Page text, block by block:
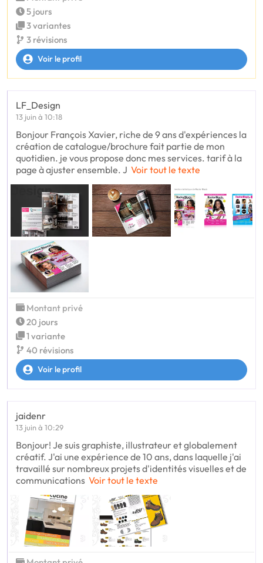
5 jours
3 variantes
3 révisions
Voir le profil
LF_Design
13 juin à 10:18
Bonjour François Xavier, riche de 9 ans d'expériences la
création de catalogue/brochure fait partie de mon
quotidien. je vous propose donc mes services. tarif à la
page à ajuster ensemble. J Voir tout le texte
Montant privé
20 jours
1 variante
40 révisions
Voir le profil
jaidenr
13 juin à 10:29
Bonjour! Je suis graphiste, illustrateur et globalement
créatif. J'ai une expérience de 10 ans, dans laquelle j'ai
travaillé sur nombreux projets d'identités visuelles et de
communications Voir tout le texte